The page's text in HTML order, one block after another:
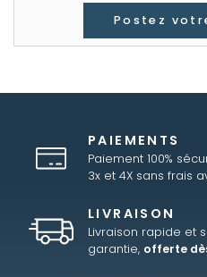
Postez
PAIEMENTS
Paiement 100%
3x et 4X sans frais
LIVRAISON
Livraison rapide et
garantie, offerte